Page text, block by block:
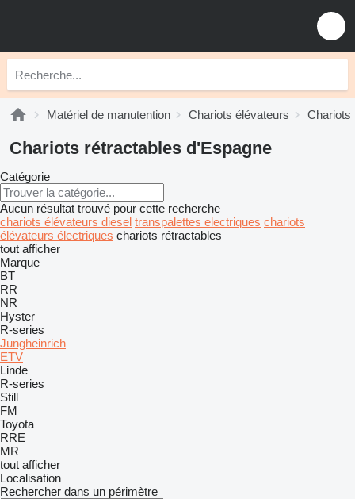
Matériel de manutention Chariots élévateurs Chariots
Chariots rétractables d'Espagne
Catégorie
Aucun résultat trouvé pour cette recherche
chariots élévateurs diesel transpalettes electriques chariots
élévateurs électriques chariots rétractables
tout afficher
Marque
BT
RR
NR
Hyster
R-series
Jungheinrich
ETV
Linde
R-series
Still
FM
Toyota
RRE
MR
tout afficher
Localisation
Rechercher dans un périmètre